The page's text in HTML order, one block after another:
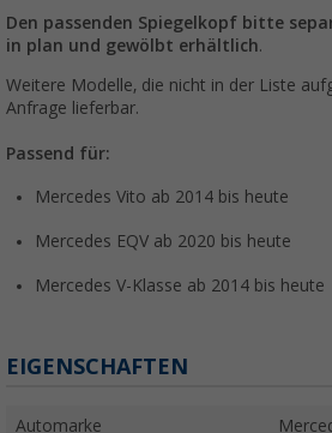
Den passenden Spiegelkopf bitte
in plan und gewölbt erhältlich.
Weitere Modelle, die nicht in der Liste
Anfrage lieferbar.
Passend für:
Mercedes Vito ab 2014 bis heute
Mercedes EQV ab 2020 bis heute
Mercedes V-Klasse ab 2014 bis heute
EIGENSCHAFTEN
Automarke